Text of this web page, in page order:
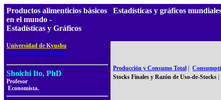
Productos alimenticios básicos
en el mundo -
Estadísticas y Gráficos
Universidad de Kyushu,
Facultad de Agricultura
Shoichi Ito, PhD
Profesor
Economista.
Estadísticas y gráficos
Producción y Consumo Total
Stocks Finales y Razón de Uso-de-Stocks